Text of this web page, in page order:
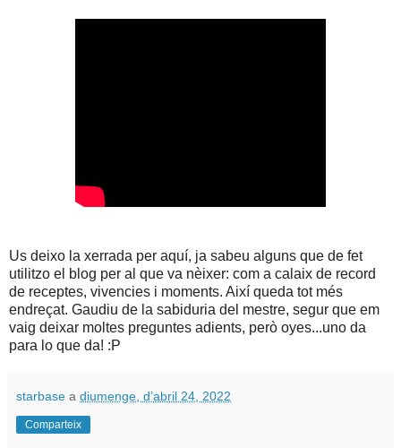
Us deixo la xerrada per aquí, ja sabeu alguns que de fet
utilitzo el blog per al que va nèixer: com a calaix de record
de receptes, vivencies i moments. Així queda tot més
endreçat. Gaudiu de la sabiduria del mestre, segur que em
vaig deixar moltes preguntes adients, però oyes...uno da
para lo que da! :P
starbase a diumenge, d’abril 24, 2022
Comparteix